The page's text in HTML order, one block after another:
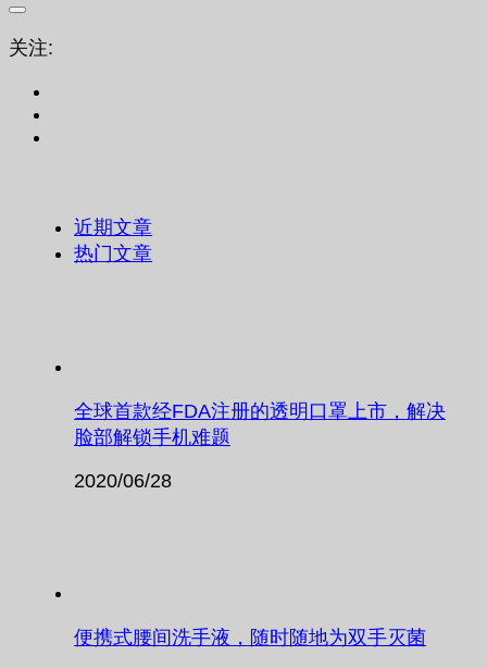
关注:
近期文章
热门文章
全球首款经FDA注册的透明口罩上市，解决
脸部解锁手机难题
2020/06/28
便携式腰间洗手液，随时随地为双手灭菌